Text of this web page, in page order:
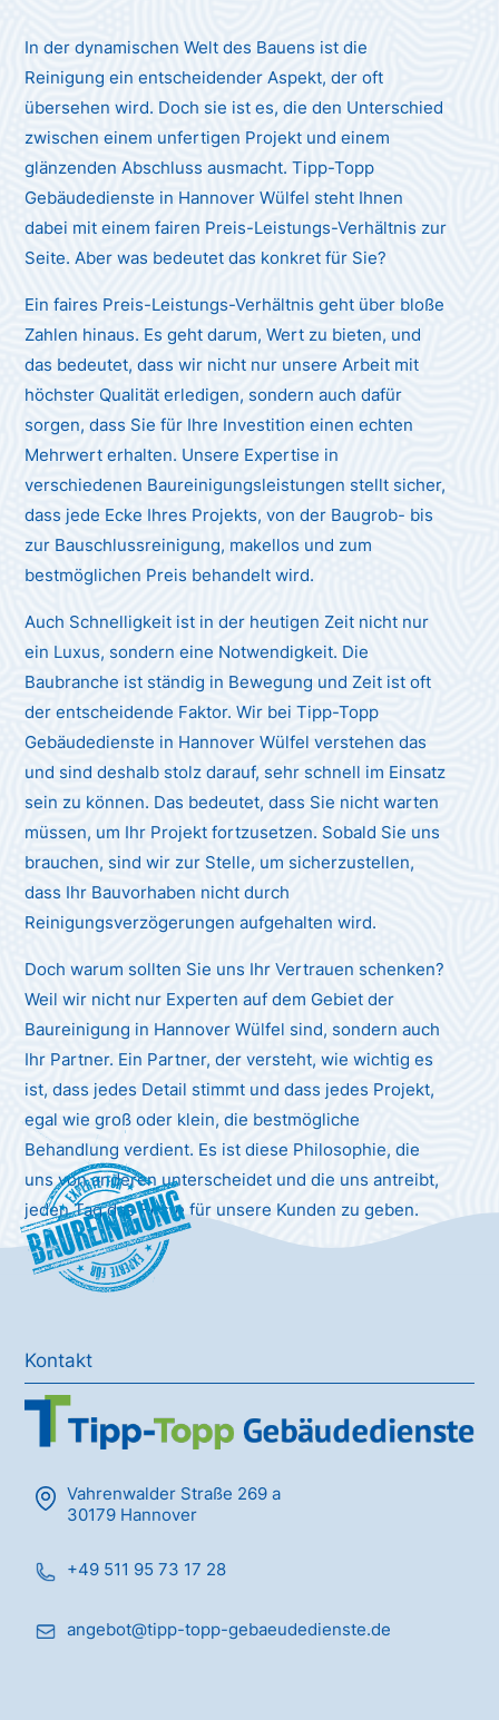
In der dynamischen Welt des Bauens ist die
Reinigung ein entscheidender Aspekt, der oft
übersehen wird. Doch sie ist es, die den Unterschied
zwischen einem unfertigen Projekt und einem
glänzenden Abschluss ausmacht. Tipp-Topp
Gebäudedienste in Hannover Wülfel steht Ihnen
dabei mit einem fairen Preis-Leistungs-Verhältnis zur
Seite. Aber was bedeutet das konkret für Sie?
Ein faires Preis-Leistungs-Verhältnis geht über bloße
Zahlen hinaus. Es geht darum, Wert zu bieten, und
das bedeutet, dass wir nicht nur unsere Arbeit mit
höchster Qualität erledigen, sondern auch dafür
sorgen, dass Sie für Ihre Investition einen echten
Mehrwert erhalten. Unsere Expertise in
verschiedenen Baureinigungsleistungen stellt sicher,
dass jede Ecke Ihres Projekts, von der Baugrob- bis
zur Bauschlussreinigung, makellos und zum
bestmöglichen Preis behandelt wird.
Auch Schnelligkeit ist in der heutigen Zeit nicht nur
ein Luxus, sondern eine Notwendigkeit. Die
Baubranche ist ständig in Bewegung und Zeit ist oft
der entscheidende Faktor. Wir bei Tipp-Topp
Gebäudedienste in Hannover Wülfel verstehen das
und sind deshalb stolz darauf, sehr schnell im Einsatz
sein zu können. Das bedeutet, dass Sie nicht warten
müssen, um Ihr Projekt fortzusetzen. Sobald Sie uns
brauchen, sind wir zur Stelle, um sicherzustellen,
dass Ihr Bauvorhaben nicht durch
Reinigungsverzögerungen aufgehalten wird.
Doch warum sollten Sie uns Ihr Vertrauen schenken?
Weil wir nicht nur Experten auf dem Gebiet der
Baureinigung in Hannover Wülfel sind, sondern auch
Ihr Partner. Ein Partner, der versteht, wie wichtig es
ist, dass jedes Detail stimmt und dass jedes Projekt,
egal wie groß oder klein, die bestmögliche
Behandlung verdient. Es ist diese Philosophie, die
uns von anderen unterscheidet und die uns antreibt,
jeden Tag das Beste für unsere Kunden zu geben.
Baureinigung
Kontakt
Vahrenwalder Straße 269 a
30179 Hannover
+49 511 95 73 17 28
angebot@tipp-topp-gebaeudedienste.de